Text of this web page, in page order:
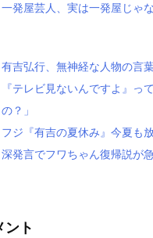
一発屋芸人、実は一発屋じゃ
有吉弘行、無神経な人物の言
『テレビ見ないんですよ』っ
の？」
フジ『有吉の夏休み』今夏
深発言でフワちゃん復帰説が
ント